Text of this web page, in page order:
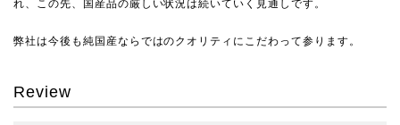
れ、この先、国産品の厳しい状況は続いていく見通しです。
弊社は今後も純国産ならではのクオリティにこだわって参ります。
Review